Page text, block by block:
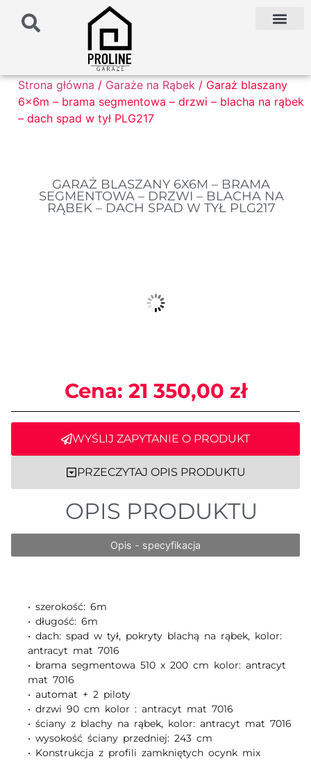
Strona główna / Garaże na Rąbek / Garaż blaszany
6x6m – brama segmentowa – drzwi – blacha na rąbek
– dach spad w tył PLG217
GARAŻ BLASZANY 6X6M – BRAMA
SEGMENTOWA – DRZWI – BLACHA NA
RĄBEK – DACH SPAD W TYŁ PLG217
Cena: 21 350,00 zł
WYŚLIJ ZAPYTANIE O PRODUKT
PRZECZYTAJ OPIS PRODUKTU
OPIS PRODUKTU
Opis - specyfikacja
• szerokość: 6m
• długość: 6m
• dach: spad w tył, pokryty blachą na rąbek, kolor:
antracyt mat 7016
• brama segmentowa 510 x 200 cm kolor: antracyt
mat 7016
• automat + 2 piloty
• drzwi 90 cm kolor : antracyt mat 7016
• ściany z blachy na rąbek, kolor: antracyt mat 7016
• wysokość ściany przedniej: 243 cm
• Konstrukcja z profili zamkniętych ocynk mix